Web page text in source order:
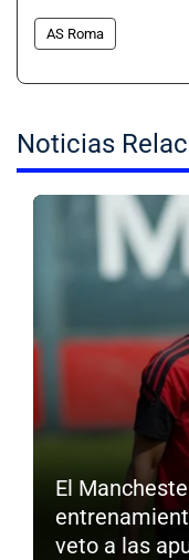
AS Roma
Noticias
El
veto a las